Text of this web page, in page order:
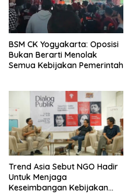
BSM CK Yogyakarta: Oposisi
Bukan Berarti Menolak
Semua Kebijakan Pemerintah
Trend Asia Sebut NGO Hadir
Untuk Menjaga
Keseimbangan Kebijakan